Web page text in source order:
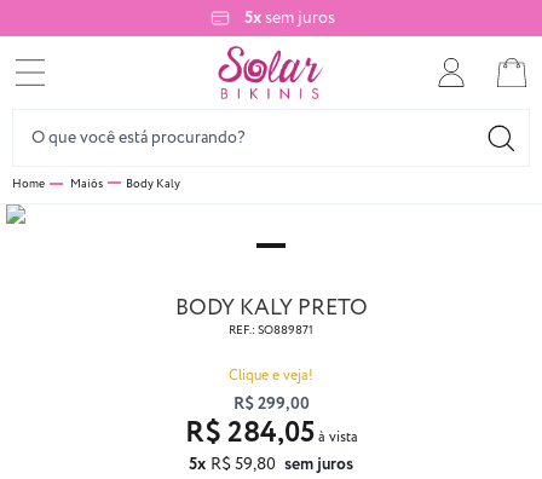
5xsem juros
Maiôs Body Kaly
BODY KALY PRETO
REF.: SO889871
Clique e veja!
R$ 299,00
5x R$ 59,80 sem juros
R$ 284,05